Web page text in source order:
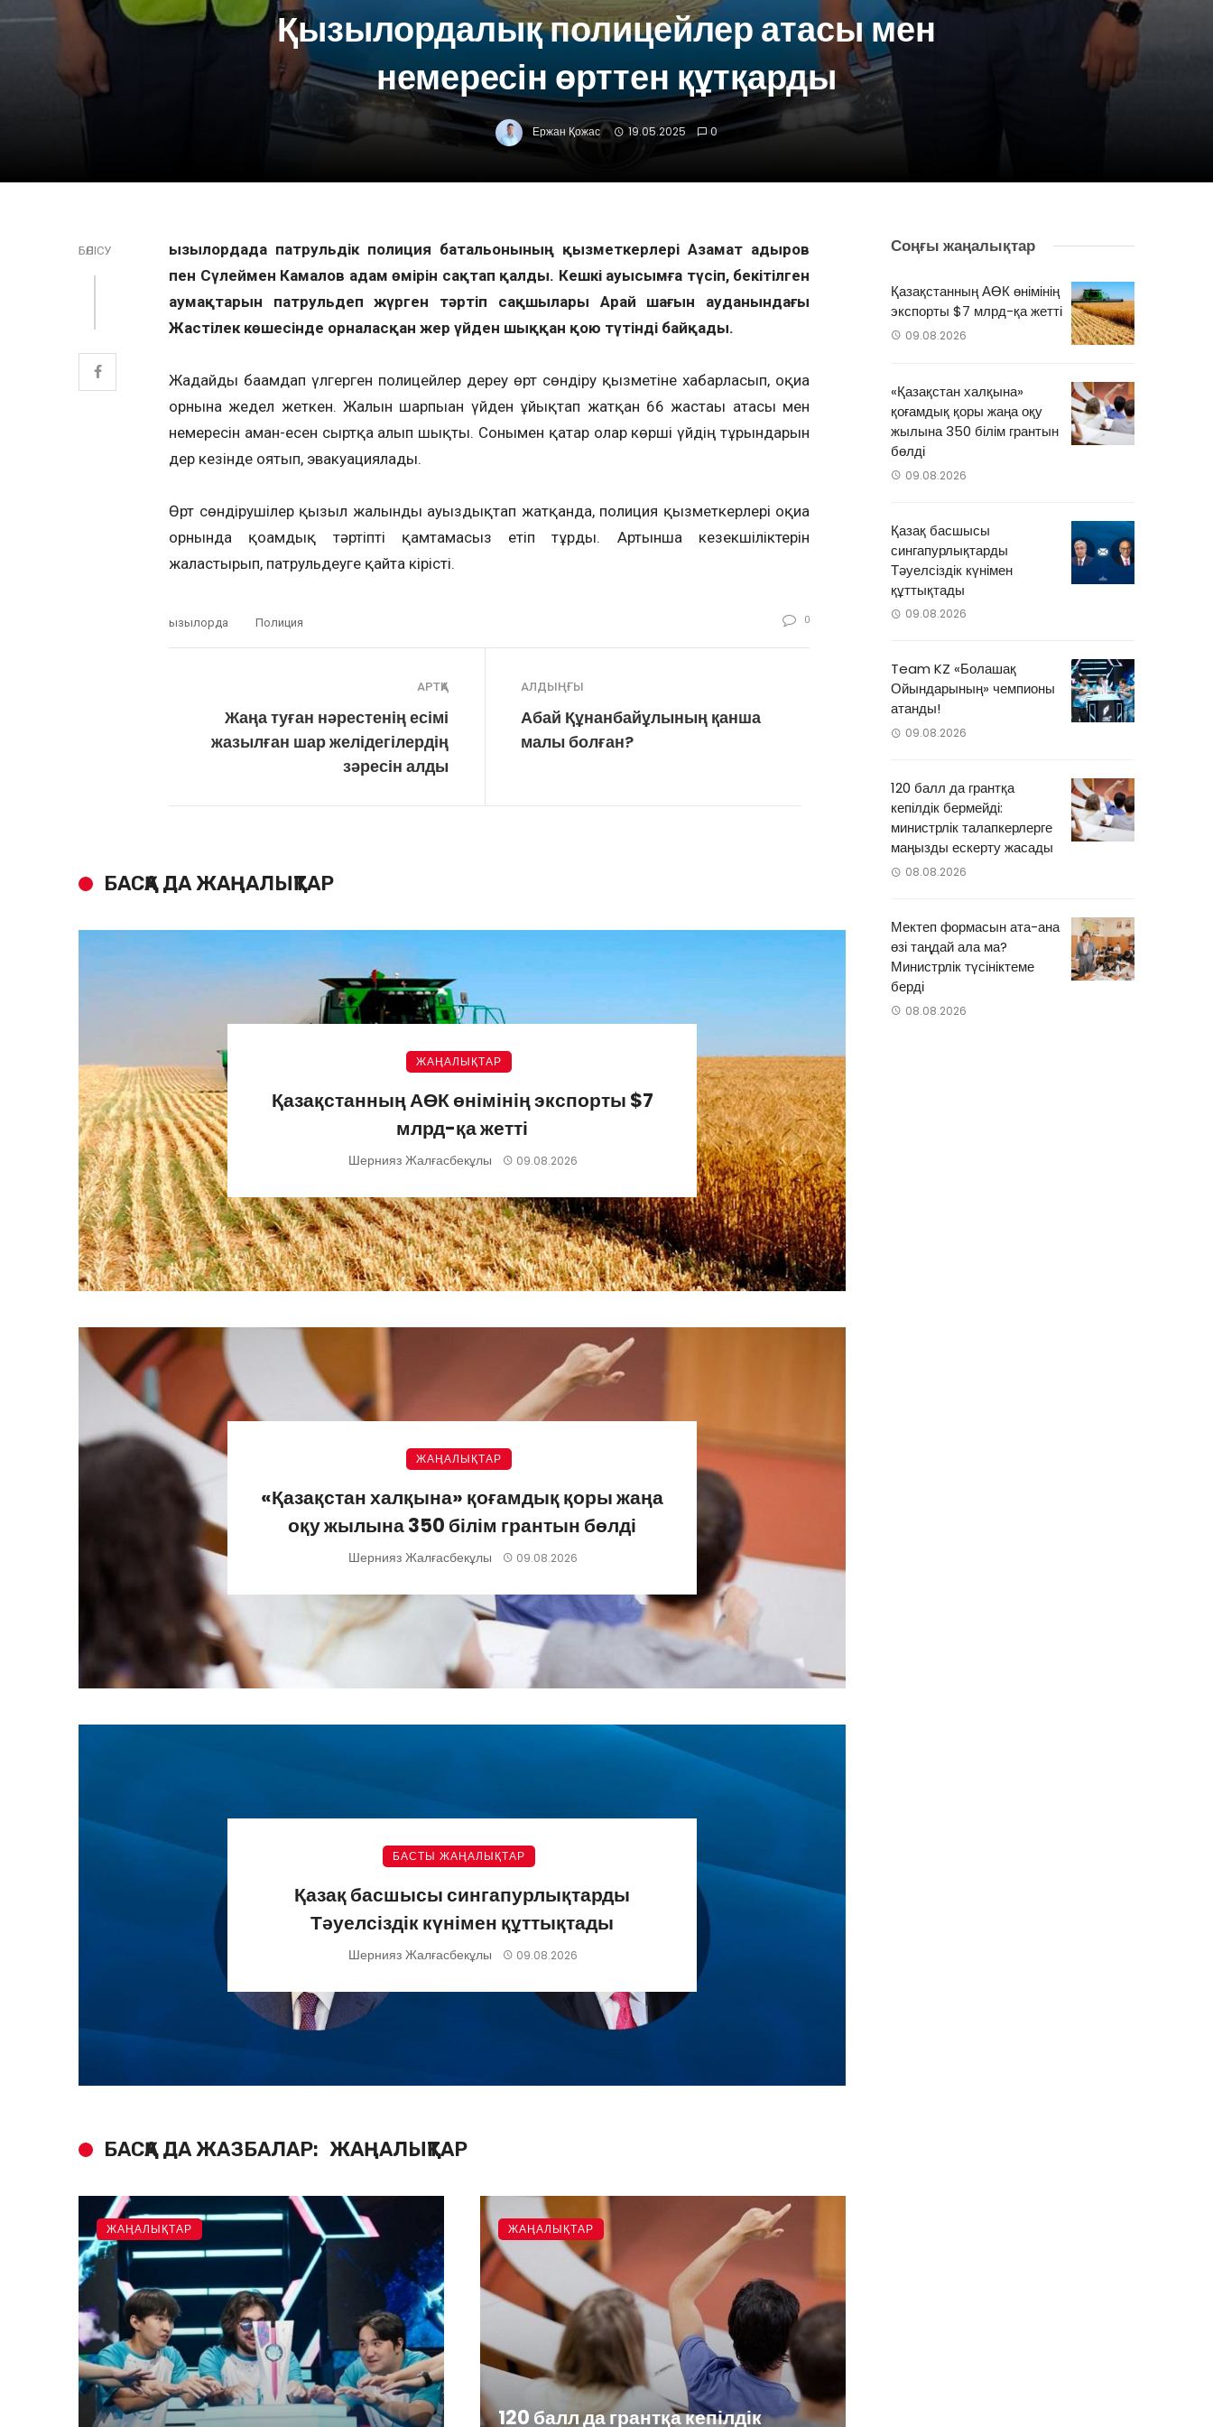
Қызылордалық полицейлер атасы мен
немересін өрттен құтқарды
Ержан Қожас 19.05.2025 0
БӨЛІСУ
Қызылордада патрульдік полиция батальонының қызметкерлері Азамат Қадыров
пен Сүлеймен Камалов адам өмірін сақтап қалды. Кешкі ауысымға түсіп, бекітілген
аумақтарын патрульдеп жүрген тәртіп сақшылары Арай шағын ауданындағы
Жастілек көшесінде орналасқан жер үйден шыққан қою түтінді байқады.
Жағдайды бағамдап үлгерген полицейлер дереу өрт сөндіру қызметіне хабарласып, оқиға
орнына жедел жеткен. Жалын шарпыған үйден ұйықтап жатқан 66 жастағы атасы мен
немересін аман-есен сыртқа алып шықты. Сонымен қатар олар көрші үйдің тұрғындарын
дер кезінде оятып, эвакуациялады.
Өрт сөндірушілер қызыл жалынды ауыздықтап жатқанда, полиция қызметкерлері оқиға
орнында қоғамдық тәртіпті қамтамасыз етіп тұрды. Артынша кезекшіліктерін
жалғастырып, патрульдеуге қайта кірісті.
Қызылорда Полиция 0
АРТҚА
Жаңа туған нәрестенің есімі
жазылған шар желідегілердің
зәресін алды
АЛДЫҢҒЫ
Абай Құнанбайұлының қанша
малы болған?
БАСҚА ДА ЖАҢАЛЫҚТАР
ЖАҢАЛЫҚТАР
Қазақстанның АӨК өнімінің экспорты $7
млрд-қа жетті
Шернияз Жалғасбекұлы 09.08.2026
ЖАҢАЛЫҚТАР
«Қазақстан халқына» қоғамдық қоры жаңа
оқу жылына 350 білім грантын бөлді
Шернияз Жалғасбекұлы 09.08.2026
БАСТЫ ЖАҢАЛЫҚТАР
Қазақ басшысы сингапурлықтарды
Тәуелсіздік күнімен құттықтады
Шернияз Жалғасбекұлы 09.08.2026
БАСҚА ДА ЖАЗБАЛАР: ЖАҢАЛЫҚТАР
ЖАҢАЛЫҚТАР
120 балл да грантқа кепілдік
ЖАҢАЛЫҚТАР
Соңғы жаңалықтар
Қазақстанның АӨК өнімінің
экспорты $7 млрд-қа жетті
09.08.2026
«Қазақстан халқына»
қоғамдық қоры жаңа оқу
жылына 350 білім грантын
бөлді
09.08.2026
Қазақ басшысы
сингапурлықтарды
Тәуелсіздік күнімен
құттықтады
09.08.2026
Team KZ «Болашақ
Ойындарының» чемпионы
атанды!
09.08.2026
120 балл да грантқа
кепілдік бермейді:
министрлік талапкерлерге
маңызды ескерту жасады
08.08.2026
Мектеп формасын ата-ана
өзі таңдай ала ма?
Министрлік түсініктеме
берді
08.08.2026